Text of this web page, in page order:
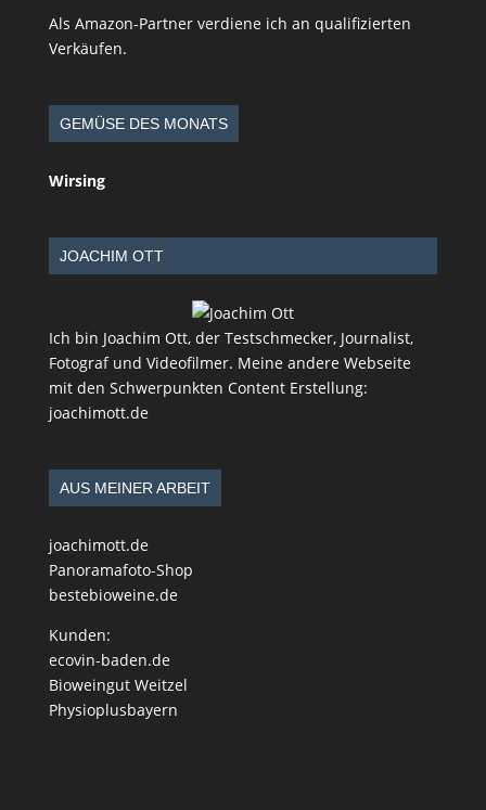
Als Amazon-Partner verdiene ich an qualifizierten
Verkäufen.
GEMÜSE DES MONATS
Wirsing
JOACHIM OTT
Ich bin Joachim Ott, der Testschmecker, Journalist,
Fotograf und Videofilmer. Meine andere Webseite
mit den Schwerpunkten Content Erstellung:
joachimott.de
AUS MEINER ARBEIT
joachimott.de
Panoramafoto-Shop
bestebioweine.de
Kunden:
ecovin-baden.de
Bioweingut Weitzel
Physioplusbayern